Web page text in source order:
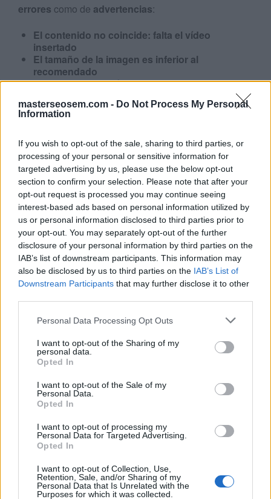
masterseosem.com - Do Not Process My Personal
Information
If you wish to opt-out of the sale, sharing to third parties, or
processing of your personal or sensitive information for
targeted advertising by us, please use the below opt-out
section to confirm your selection. Please note that after your
opt-out request is processed you may continue seeing
interest-based ads based on personal information utilized by
us or personal information disclosed to third parties prior to
your opt-out. You may separately opt-out of the further
disclosure of your personal information by third parties on the
IAB’s list of downstream participants. This information may
also be disclosed by us to third parties on the IAB’s List of
Downstream Participants that may further disclose it to other
Personal Data Processing Opt Outs
I want to opt-out of the Sharing of my
personal data.
Opted In
I want to opt-out of the Sale of my
Personal Data.
Opted In
I want to opt-out of processing my
Personal Data for Targeted Advertising.
Opted In
I want to opt-out of Collection, Use,
Retention, Sale, and/or Sharing of my
Personal Data that Is Unrelated with the
Purposes for which it was collected.
errores como de advertencias:
El contenido no coincide: falta el vídeo
insertado
El tamaño de la imagen es inferior al
recomendado
El dominio de la página AMP no coincide
Error de servidor (5xx)
Bloqueada por robots.txt
La URL de AMP de referencia no es de una
página AMP
La URL de AMP de referencia es de otra página
canónica
La URL se ha marcado como 'noindex'
La fecha de "unavailable_after" de esta página
ya ha pasado
La página canónica dirige a una URL no válida
Error del amp-story canónico
Prueba de AMP en
Search Console
comprobar si una página AMP es válida
y verificar
que tenga la
en los resultados de Búsqueda de Google
Debajo del título en grandes letras blancas sobre